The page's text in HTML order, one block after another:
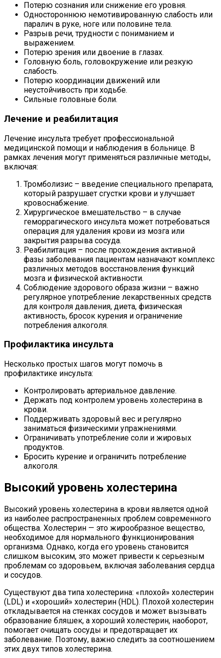
Потерю сознания или снижение его уровня.
Одностороннюю немотивированную слабость или
паралич в руке, ноге или половине тела.
Разрыв речи, трудности с пониманием и
выражением.
Потерю зрения или двоение в глазах.
Головную боль, головокружение или резкую
слабость.
Потерю координации движений или
неустойчивость при ходьбе.
Сильные головные боли.
Лечение и реабилитация
Лечение инсульта требует профессиональной
медицинской помощи и наблюдения в больнице. В
рамках лечения могут применяться различные методы,
включая:
Тромболизис – введение специального препарата,
который разрушает сгустки крови и улучшает
кровоснабжение.
Хирургическое вмешательство – в случае
геморрагического инсульта может потребоваться
операция для удаления крови из мозга или
закрытия разрыва сосуда.
Реабилитация – после прохождения активной
фазы заболевания пациентам назначают комплекс
различных методов восстановления функций
мозга и физической активности.
Соблюдение здорового образа жизни – важно
регулярное употребление лекарственных средств
для контроля давления, диета, физическая
активность, бросок курения и ограничение
потребления алкоголя.
Профилактика инсульта
Несколько простых шагов могут помочь в
профилактике инсульта:
Контролировать артериальное давление.
Держать под контролем уровень холестерина в
крови.
Поддерживать здоровый вес и регулярно
заниматься физическими упражнениями.
Ограничивать употребление соли и жировых
продуктов.
Бросить курение и ограничить потребление
алкоголя.
Высокий уровень холестерина
Высокий уровень холестерина в крови является одной
из наиболее распространенных проблем современного
общества. Холестерин — это жирообразное вещество,
необходимое для нормального функционирования
организма. Однако, когда его уровень становится
слишком высоким, это может привести к серьезным
проблемам со здоровьем, включая заболевания сердца
и сосудов.
Существуют два типа холестерина: «плохой» холестерин
(LDL) и «хороший» холестерин (HDL). Плохой холестерин
откладывается на стенках сосудов и может вызывать
образование бляшек, а хороший холестерин, наоборот,
помогает очищать сосуды и предотвращает их
заболевание. Поэтому, важно следить за соотношением
этих двух типов холестерина.